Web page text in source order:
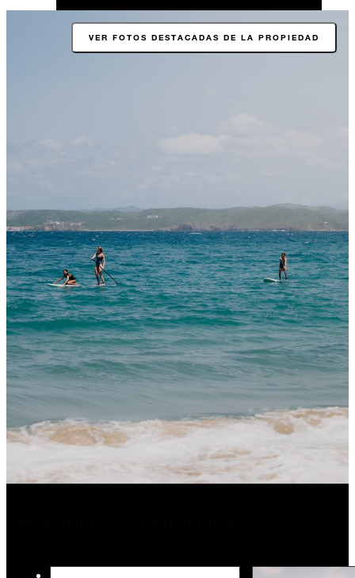
VER FOTOS DESTACADAS DE LA PROPIEDAD